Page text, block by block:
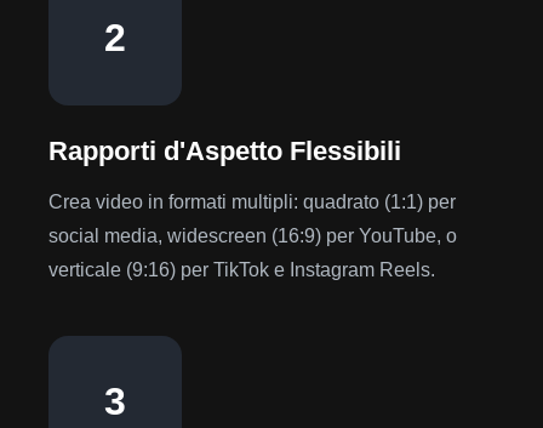
2
Rapporti d'Aspetto Flessibili
Crea video in formati multipli: quadrato (1:1) per
social media, widescreen (16:9) per YouTube, o
verticale (9:16) per TikTok e Instagram Reels.
3